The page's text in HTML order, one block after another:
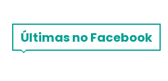
Últimas no Facebook